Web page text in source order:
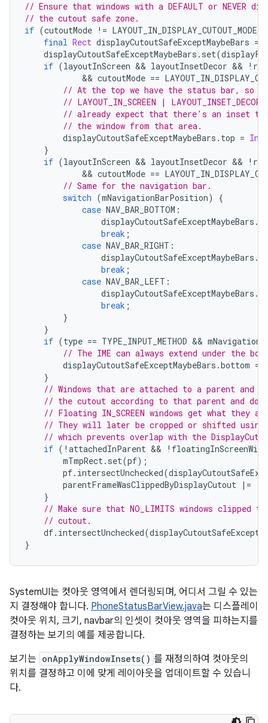
// Ensure that windows with a DEFAULT or NEVER
// the cutout safe zone.
if (cutoutMode !=
final Rect displayCutoutSafeExceptMaybeBars =
displayCutoutSafeExceptMaybeBars . set(
if (layoutInScreen && layoutInsetDecor && !
&& cutoutMode ==
// At the top we have the status bar, so
// LAYOUT_IN_SCREEN |
// already expect that there's an inset
// the window from that area.
displayCutoutSafeExceptMaybeBars . top =
}
if (layoutInScreen && layoutInsetDecor && !
&& cutoutMode ==
// Same for the navigation bar.
switch (mNavigationBarPosition)
{
case NAV_BAR_BOTTOM :
displayCutoutSafeExceptMaybeBars .
break ;
case NAV_BAR_RIGHT :
displayCutoutSafeExceptMaybeBars .
break ;
case NAV_BAR_LEFT :
displayCutoutSafeExceptMaybeBars .
break ;
}
}
if (type == TYPE_INPUT_METHOD &&
// The IME can always extend under the
displayCutoutSafeExceptMaybeBars .bottom =
}
// Windows that are attached to a parent and
// the cutout according to that parent and
// Floating IN_SCREEN windows get what
// They will later be cropped or shifted using
// which prevents overlap with the
if (! attachedInParent && !
mTmpRect. set(pf);
pf. intersectUnchecked(
parentFrameWasClippedByDisplayCutout |=
}
// Make sure that NO_LIMITS windows clipped
// cutout.
df. intersectUnchecked(
}
SystemUI는 컷아웃 영역에서 렌더링되며, 어디서 그릴 수 있는
지 결정해야 합니다. PhoneStatusBarView.java는 디스플레이
컷아웃 위치, 크기, navbar의 인셋이 컷아웃 영역을 피하는지를
결정하는 보기의 예를 제공합니다.
보기는 onApplyWindowInsets() 를 재정의하여 컷아웃의
위치를 결정하고 이에 맞게 레이아웃을 업데이트할 수 있습니
다.